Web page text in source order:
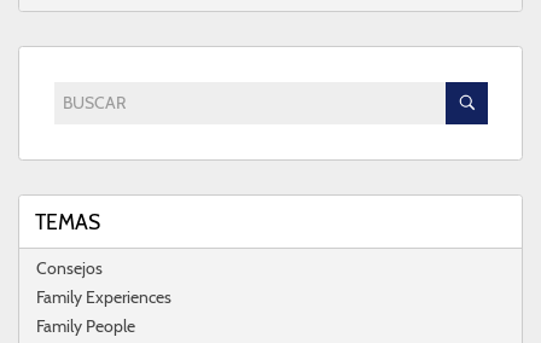
BUSCAR
TEMAS
Consejos
Family Experiences
Family People